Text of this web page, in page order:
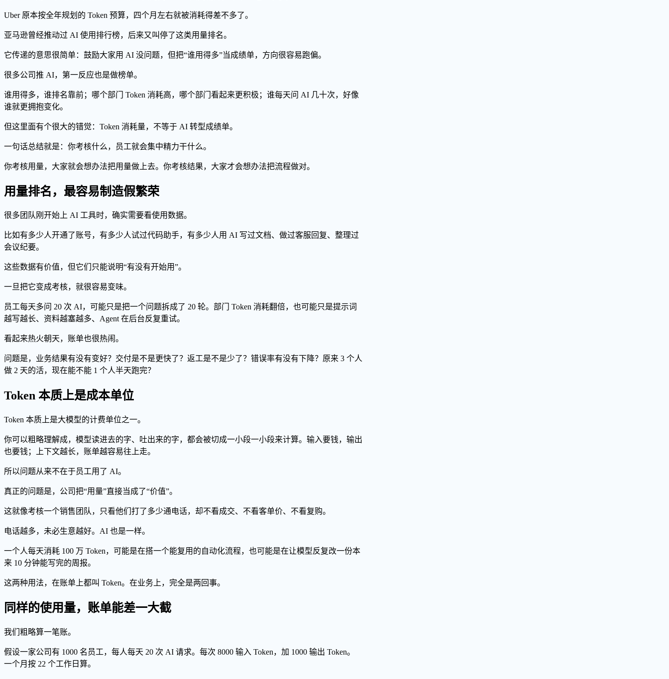
Uber 原本按全年规划的 Token 预算，四个月左右就被消耗得差不多了。
亚马逊曾经推动过 AI 使用排行榜，后来又叫停了这类用量排名。
它传递的意思很简单：鼓励大家用 AI 没问题，但把“谁用得多”当成绩单，方向很容易跑偏。
很多公司推 AI，第一反应也是做榜单。
谁用得多，谁排名靠前；哪个部门 Token 消耗高，哪个部门看起来更积极；谁每天问 AI 几十次，好像
谁就更拥抱变化。
但这里面有个很大的错觉：Token 消耗量，不等于 AI 转型成绩单。
一句话总结就是：你考核什么，员工就会集中精力干什么。
你考核用量，大家就会想办法把用量做上去。你考核结果，大家才会想办法把流程做对。
用量排名，最容易制造假繁荣
很多团队刚开始上 AI 工具时，确实需要看使用数据。
比如有多少人开通了账号，有多少人试过代码助手，有多少人用 AI 写过文档、做过客服回复、整理过
会议纪要。
这些数据有价值，但它们只能说明“有没有开始用”。
一旦把它变成考核，就很容易变味。
员工每天多问 20 次 AI，可能只是把一个问题拆成了 20 轮。部门 Token 消耗翻倍，也可能只是提示词
越写越长、资料越塞越多、Agent 在后台反复重试。
看起来热火朝天，账单也很热闹。
问题是，业务结果有没有变好？交付是不是更快了？返工是不是少了？错误率有没有下降？原来 3 个人
做 2 天的活，现在能不能 1 个人半天跑完？
Token 本质上是成本单位
Token 本质上是大模型的计费单位之一。
你可以粗略理解成，模型读进去的字、吐出来的字，都会被切成一小段一小段来计算。输入要钱，输出
也要钱；上下文越长，账单越容易往上走。
所以问题从来不在于员工用了 AI。
真正的问题是，公司把“用量”直接当成了“价值”。
这就像考核一个销售团队，只看他们打了多少通电话，却不看成交、不看客单价、不看复购。
电话越多，未必生意越好。AI 也是一样。
一个人每天消耗 100 万 Token，可能是在搭一个能复用的自动化流程，也可能是在让模型反复改一份本
来 10 分钟能写完的周报。
这两种用法，在账单上都叫 Token。在业务上，完全是两回事。
同样的使用量，账单能差一大截
我们粗略算一笔账。
假设一家公司有 1000 名员工，每人每天 20 次 AI 请求。每次 8000 输入 Token，加 1000 输出 Token。
一个月按 22 个工作日算。